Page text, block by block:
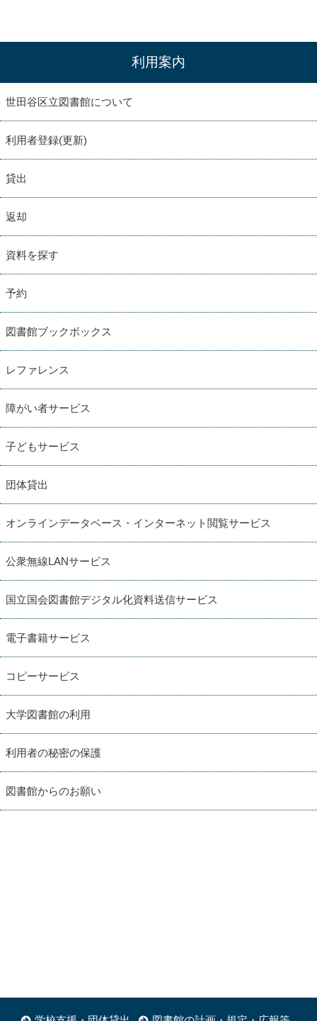
利用案内
世田谷区立図書館について
利用者登録(更新)
貸出
返却
資料を探す
予約
図書館ブックボックス
レファレンス
障がい者サービス
子どもサービス
団体貸出
オンラインデータベース・インターネット閲覧サービス
公衆無線LANサービス
国立国会図書館デジタル化資料送信サービス
電子書籍サービス
コピーサービス
大学図書館の利用
利用者の秘密の保護
図書館からのお願い